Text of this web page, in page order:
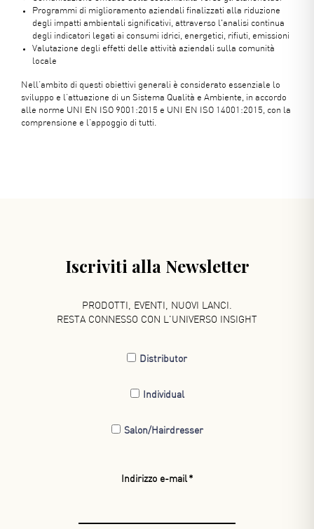
Programmi di miglioramento aziendali finalizzati alla riduzione
degli impatti ambientali significativi, attraverso l'analisi continua
degli indicatori legati ai consumi idrici, energetici, rifiuti, emissioni
Valutazione degli effetti delle attività aziendali sulla comunità
locale
Nell’ambito di questi obiettivi generali è considerato essenziale lo
sviluppo e l’attuazione di un Sistema Qualità e Ambiente, in accordo
alle norme UNI EN ISO 9001:2015 e UNI EN ISO 14001:2015, con la
comprensione e l’appoggio di tutti.
Iscriviti alla Newsletter
PRODOTTI, EVENTI, NUOVI LANCI.
RESTA CONNESSO CON L'UNIVERSO INSIGHT
Distributor
Individual
Salon/Hairdresser
Indirizzo e-mail